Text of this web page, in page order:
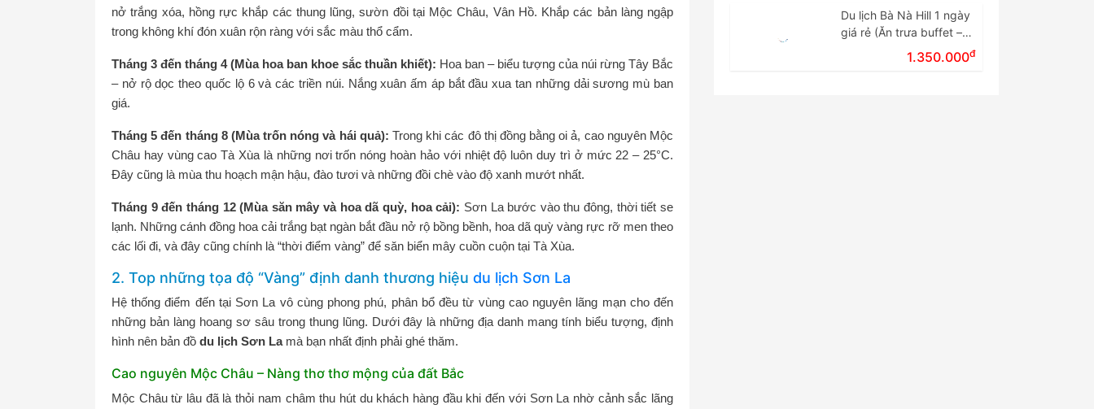
nở trắng xóa, hồng rực khắp các thung lũng, sườn đồi tại Mộc Châu, Vân Hồ. Khắp các bản làng ngập
trong không khí đón xuân rộn ràng với sắc màu thổ cẩm.
Tháng 3 đến tháng 4 (Mùa hoa ban khoe sắc thuần khiết): Hoa ban – biểu tượng của núi rừng Tây Bắc
– nở rộ dọc theo quốc lộ 6 và các triền núi. Nắng xuân ấm áp bắt đầu xua tan những dải sương mù ban
giá.
Tháng 5 đến tháng 8 (Mùa trốn nóng và hái quả): Trong khi các đô thị đồng bằng oi ả, cao nguyên Mộc
Châu hay vùng cao Tà Xùa là những nơi trốn nóng hoàn hảo với nhiệt độ luôn duy trì ở mức 22 – 25°C.
Đây cũng là mùa thu hoạch mận hậu, đào tươi và những đồi chè vào độ xanh mướt nhất.
Tháng 9 đến tháng 12 (Mùa săn mây và hoa dã quỳ, hoa cải): Sơn La bước vào thu đông, thời tiết se
lạnh. Những cánh đồng hoa cải trắng bạt ngàn bắt đầu nở rộ bồng bềnh, hoa dã quỳ vàng rực rỡ men theo
các lối đi, và đây cũng chính là “thời điểm vàng” để săn biển mây cuồn cuộn tại Tà Xùa.
2. Top những tọa độ “Vàng” định danh thương hiệu du lịch Sơn La
Hệ thống điểm đến tại Sơn La vô cùng phong phú, phân bổ đều từ vùng cao nguyên lãng mạn cho đến
những bản làng hoang sơ sâu trong thung lũng. Dưới đây là những địa danh mang tính biểu tượng, định
hình nên bản đồ du lịch Sơn Lamà bạn nhất định phải ghé thăm.
Cao nguyên Mộc Châu – Nàng thơ thơ mộng của đất Bắc
Mộc Châu từ lâu đã là thỏi nam châm thu hút du khách hàng đầu khi đến với Sơn La nhờ cảnh sắc lãng
Du lịch Bà Nà Hill 1 ngày
giá rẻ (Ăn trưa buffet –
Tour ghép đoàn)1.350.000đ